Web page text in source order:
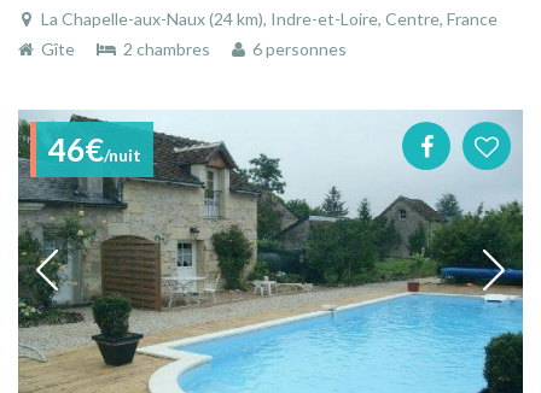
La Chapelle-aux-Naux (24 km), Indre-et-Loire, Centre, France
Gîte
2 chambres 6 personnes
46€/nuit